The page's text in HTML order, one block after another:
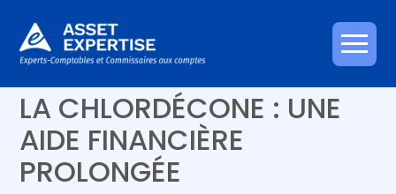
Aller
au
Créer et reprendre une activité
Gérer votre quotidien
Piloter votre entreprise
Développer votre entreprise
Piloter votre gestion
Suivre votre comptabilité
Gérer vos ressources humaines
POLLUTION MARINE PAR
LA CHLORDÉCONE : UNE
AIDE FINANCIÈRE
PROLONGÉE